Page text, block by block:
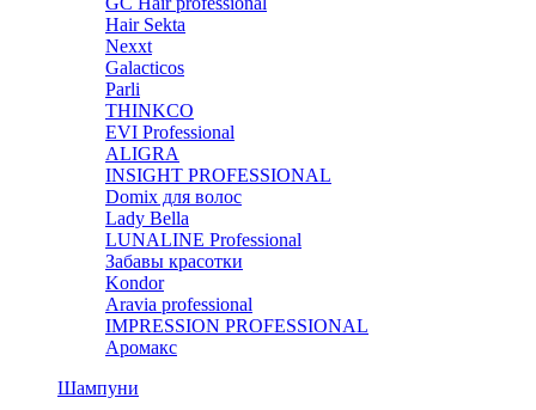
Hair Sekta
Nexxt
Galacticos
Parli
THINKCO
EVI Professional
ALIGRA
INSIGHT PROFESSIONAL
Domix для волос
Lady Bella
LUNALINE Professional
Забавы красотки
Kondor
Aravia professional
IMPRESSION PROFESSIONAL
Аромакс
Шампуни